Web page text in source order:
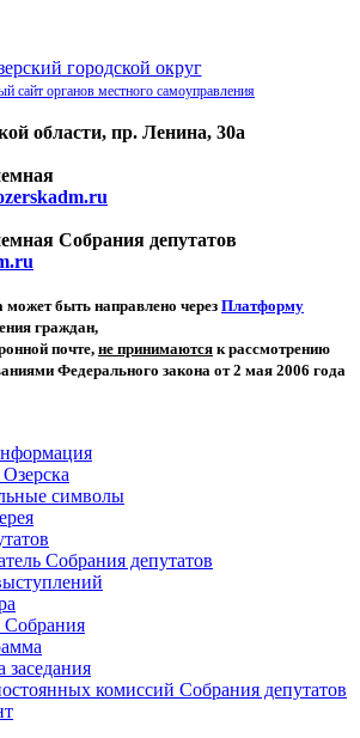
городской округ
сайт органов местного самоуправления
области, пр. Ленина, 30а
Собрания депутатов
быть направлено через Платформу
граждан,
почте, не принимаются к рассмотрению
Федерального закона от 2 мая 2006 года
символы
Собрания депутатов
Собрания
заседания
комиссий Собрания депутатов